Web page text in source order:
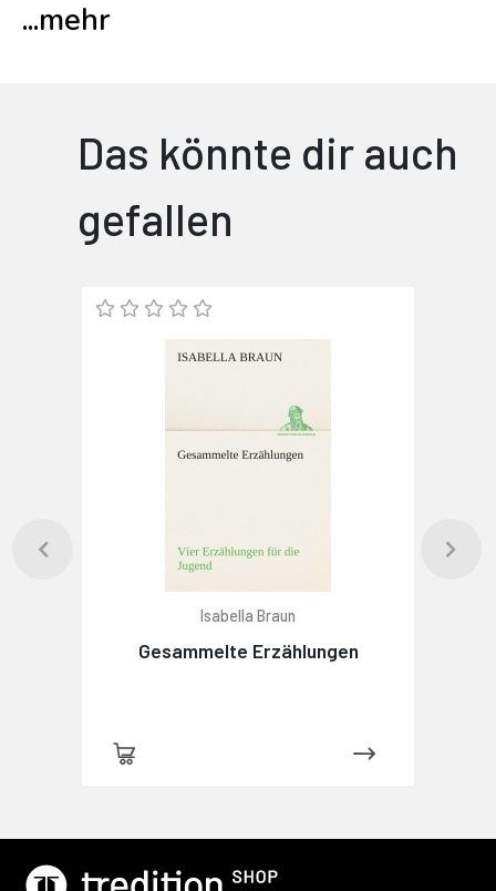
...mehr
Das könnte dir auch
gefallen
Isabella Braun
Gesammelte Erzählungen